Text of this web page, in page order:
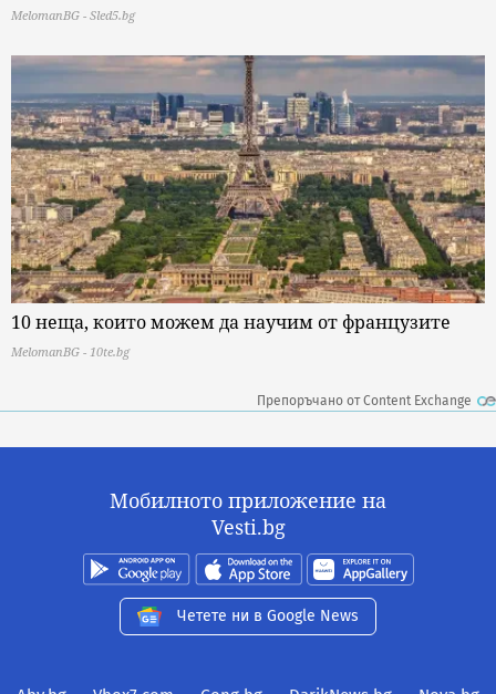
MelomanBG - Sled5.bg
10 неща, които можем да научим от французите
MelomanBG - 10te.bg
Препоръчано от Content Exchange
Мобилното приложение на
Vesti.bg
Четете ни в Google News